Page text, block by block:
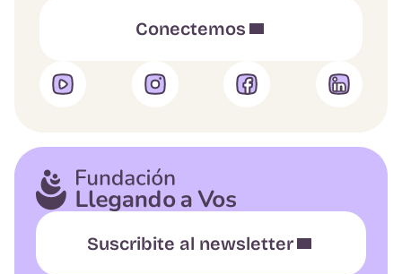
Conectemos
Suscribite al newsletter